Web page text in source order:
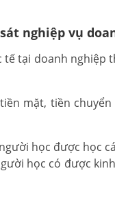
nghiệp vụ
tại doanh nghiệp
mặt, tiền chuyển
học được học
học có được